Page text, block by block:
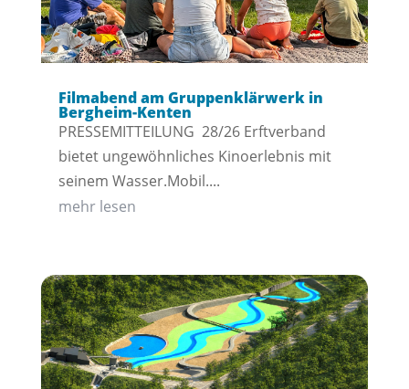
Filmabend am Gruppenklärwerk in
Bergheim-Kenten
PRESSEMITTEILUNG 28/26 Erftverband
bietet ungewöhnliches Kinoerlebnis mit
seinem Wasser.Mobil....
mehr lesen